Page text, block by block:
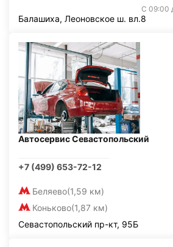
С 09:00
Балашиха, Леоновское ш. вл.8
Автосервис Севастопольский
+7 (499) 653-72-12
Беляево(1,59 км)
Коньково(1,87 км)
Севастопольский пр-кт, 95Б